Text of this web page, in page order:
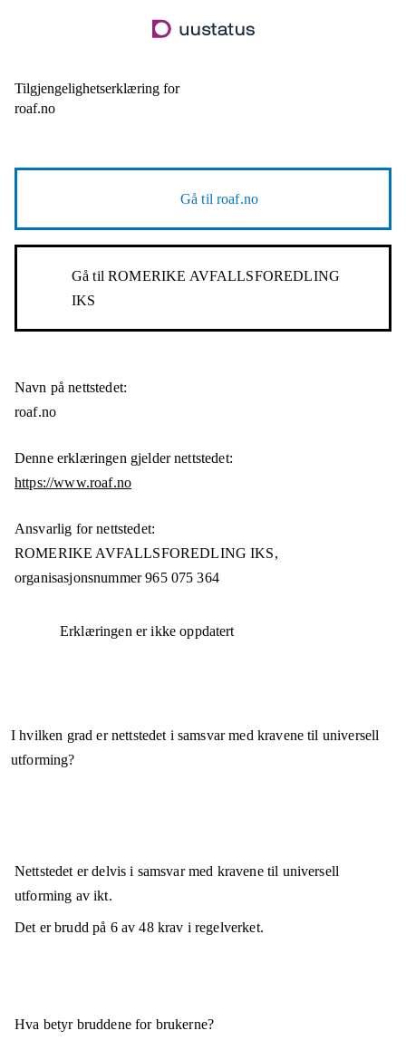
til
Tilgjengelighetserklæring for
roaf.no
Gå til roaf.no
Gå tilROMERIKE AVFALLSFOREDLING
IKS
Navn på nettstedet:
roaf.no
Denne erklæringen gjelder nettstedet:
https://www.roaf.no
Ansvarlig for nettstedet:
ROMERIKE AVFALLSFOREDLING IKS,
organisasjonsnummer 965 075 364
Erklæringen er ikke oppdatert
I hvilken grad er nettstedet i samsvar med kravene til universell
utforming?
Nettstedet erdelvis i samsvarmed kravene til universell
utforming av ikt.
Det er brudd på 6av48krav i regelverket.
Hva betyr bruddene for brukerne?